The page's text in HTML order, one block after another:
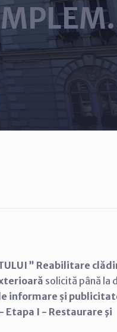
” Reabilitare
solicită până la
informare și
Etapa I - Restaurare şi